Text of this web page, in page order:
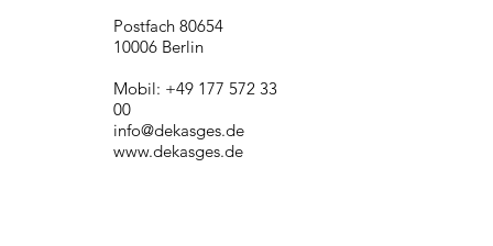
Postfach 80654
10006 Berlin
Mobil: +49 177 572 33
00
info@dekasges.de
www.dekasges.de